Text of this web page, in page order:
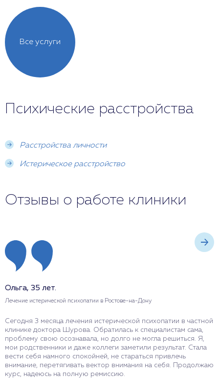
Все услуги
Психические расстройства
Расстройства личности
Истерическое расстройство
Отзывы о работе клиники
Ольга, 35 лет.
Лечение истерической психопатии в Ростове-на-Дону
Сегодня 3 месяца лечения истерической психопатии в частной
клинике доктора Шурова. Обратилась к специалистам сама,
проблему свою осознавала, но долго не могла решиться. Я,
мои родственники и даже коллеги заметили результат. Стала
вести себя намного спокойней, не стараться привлечь
внимание, перетягивать вектор внимания на себя. Продолжаю
курс, надеюсь на полную ремиссию.